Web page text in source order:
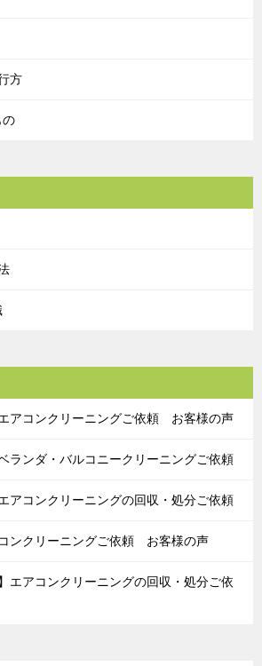
方
の
エアコンクリーニングご依頼 お客様の声
ランダ・バルコニークリーニングご依頼
アコンクリーニングの回収・処分ご依頼
コンクリーニングご依頼 お客様の声
エアコンクリーニングの回収・処分ご依